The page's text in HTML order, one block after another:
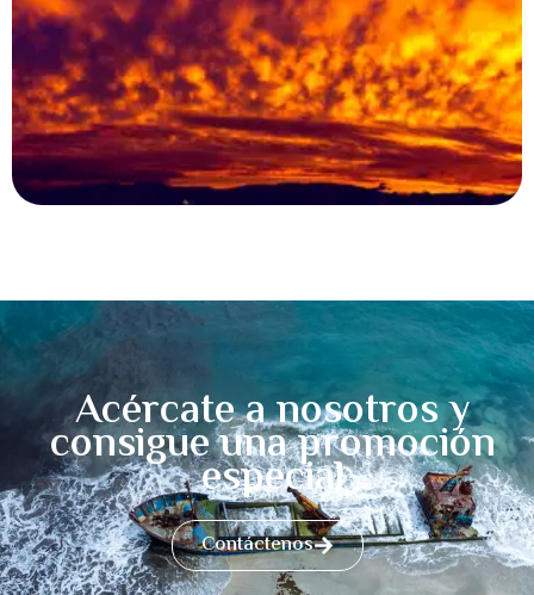
Acércate a nosotros y
consigue una promoción
especial
Contáctenos